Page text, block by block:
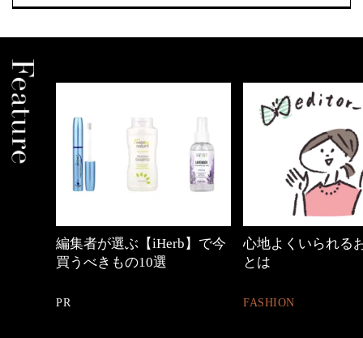
心地よくいられるおしゃれ
とは
FASHION
【ワーママのきれ
ュアル通勤】
FASHION